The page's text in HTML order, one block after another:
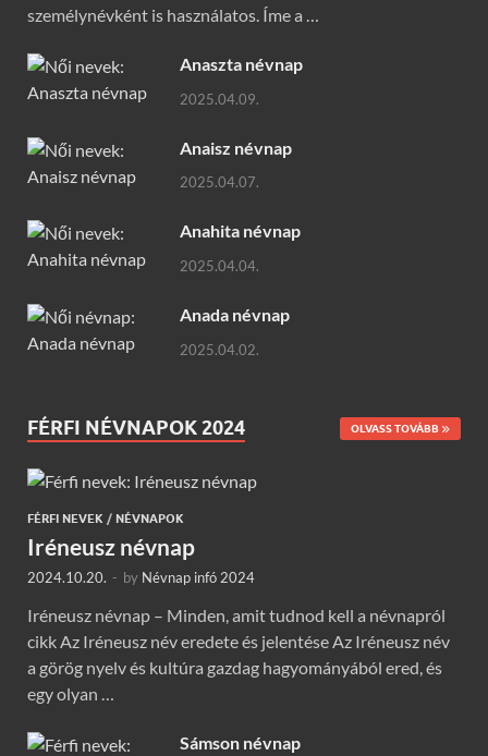
személynévként is használatos. Íme a …
Anaszta névnap
2025.04.09.
Anaisz névnap
2025.04.07.
Anahita névnap
2025.04.04.
Anada névnap
2025.04.02.
FÉRFI NÉVNAPOK 2024 OLVASS TOVÁBB
FÉRFI NEVEK / NÉVNAPOK
Iréneusz névnap
2024.10.20. - by Névnap infó 2024
Iréneusz névnap – Minden, amit tudnod kell a névnapról
cikk Az Iréneusz név eredete és jelentése Az Iréneusz név
a görög nyelv és kultúra gazdag hagyományából ered, és
egy olyan …
Sámson névnap